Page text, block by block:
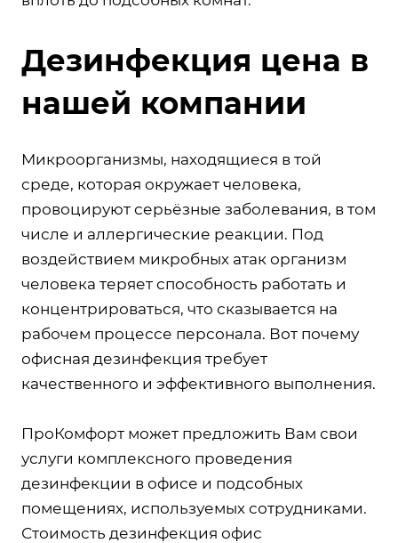
Дезинфекция цена в
нашей компании
Микроорганизмы, находящиеся в той
среде, которая окружает человека,
провоцируют серьёзные заболевания, в том
числе и аллергические реакции. Под
воздействием микробных атак организм
человека теряет способность работать и
концентрироваться, что сказывается на
рабочем процессе персонала. Вот почему
офисная дезинфекция требует
качественного и эффективного выполнения.
ПроКомфорт может предложить Вам свои
услуги комплексного проведения
дезинфекции в офисе и подсобных
помещениях, используемых сотрудниками.
Стоимость дезинфекция офис